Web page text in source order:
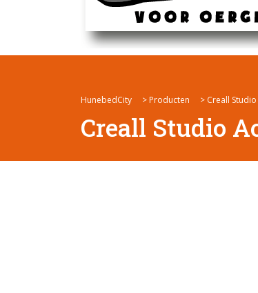
HunebedCity > Producten > Creall
Creall Studio